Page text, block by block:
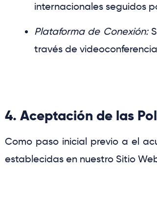
internacionales seguidos
Plataforma de Conexión:
través de
4. Aceptación de las
Como paso inicial previo a el
establecidas en nuestro Sitio